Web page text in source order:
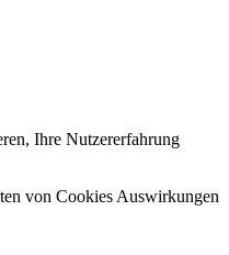
Ihre Nutzererfahrung
von Cookies Auswirkungen